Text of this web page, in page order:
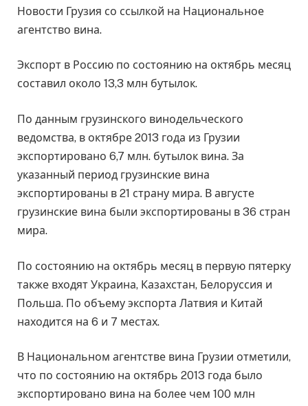
Новости Грузия со ссылкой на Национальное
агентство вина.
Экспорт в Россию по состоянию на октябрь месяц
составил около 13,3 млн бутылок.
По данным грузинского винодельческого
ведомства, в октябре 2013 года из Грузии
экспортировано 6,7 млн. бутылок вина. За
указанный период грузинские вина
экспортированы в 21 страну мира. В августе
грузинские вина были экспортированы в 36 стран
мира.
По состоянию на октябрь месяц в первую пятерку
также входят Украина, Казахстан, Белоруссия и
Польша. По объему экспорта Латвия и Китай
находится на 6 и 7 местах.
В Национальном агентстве вина Грузии отметили,
что по состоянию на октябрь 2013 года было
экспортировано вина на более чем 100 млн